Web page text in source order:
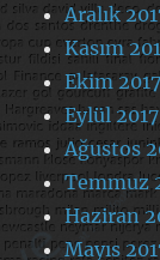
Aralık
Kasım
Ekim 2017
Eylül 2017
Ağustos
Temmuz
Haziran
Mayıs